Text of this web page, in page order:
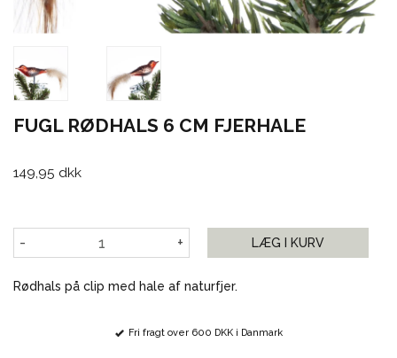
FUGL RØDHALS 6 CM FJERHALE
149,95 dkk
- + LÆG I KURV
Rødhals på clip med hale af naturfjer.
Fri fragt over 600 DKK i Danmark